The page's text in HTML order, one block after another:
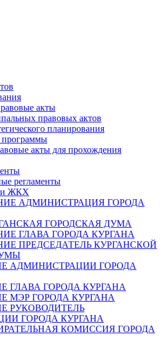
акты
правовых актов
планирования
акты для прохождения
регламенты
ЖКХ
АДМИНИСТРАЦИЯ ГОРОДА
ГОРОДСКАЯ ДУМА
ГЛАВА ГОРОДА КУРГАНА
ПРЕДСЕДАТЕЛЬ КУРГАНСКОЙ
АДМИНИСТРАЦИИ ГОРОДА
ГЛАВА ГОРОДА КУРГАНА
МЭР ГОРОДА КУРГАНА
РУКОВОДИТЕЛЬ
ГОРОДА КУРГАНА
КОМИССИЯ ГОРОДА